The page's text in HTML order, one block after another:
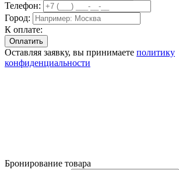
Телефон:
Город:
К оплате:
Оставляя заявку, вы принимаете политику
конфиденциальности
Бронирование товара